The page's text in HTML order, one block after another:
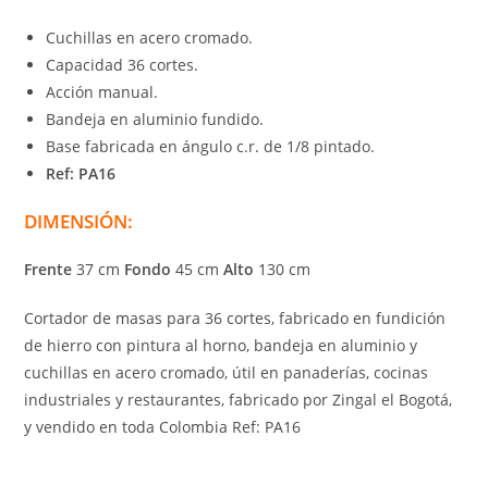
Cuchillas en acero cromado.
Capacidad 36 cortes.
Acción manual.
Bandeja en aluminio fundido.
Base fabricada en ángulo c.r. de 1/8 pintado.
Ref: PA16
DIMENSIÓN:
Frente 37 cm Fondo 45 cmAlto 130 cm
Cortador de masas para 36 cortes, fabricado en fundición
de hierro con pintura al horno, bandeja en aluminio y
cuchillas en acero cromado, útil en panaderías, cocinas
industriales y restaurantes, fabricado por Zingal el Bogotá,
y vendido en toda Colombia Ref: PA16